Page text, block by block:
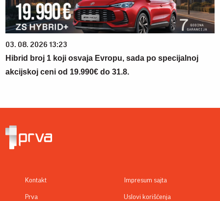
03. 08. 2026 13:23
Hibrid broj 1 koji osvaja Evropu, sada po specijalnoj
akcijskoj ceni od 19.990€ do 31.8.
Kontakt
Prva
Impresum sajta
Uslovi korišćenja